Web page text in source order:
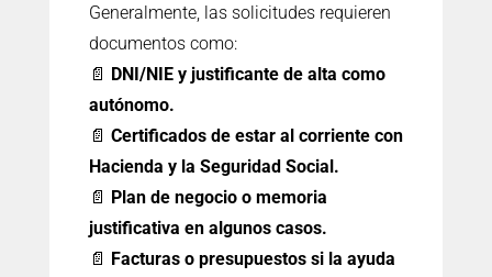
Generalmente, las solicitudes requieren
documentos como:
📄 DNI/NIE y justificante de alta como
autónomo.
📄 Certificados de estar al corriente con
Hacienda y la Seguridad Social.
📄 Plan de negocio o memoria
justificativa en algunos casos.
📄 Facturas o presupuestos si la ayuda